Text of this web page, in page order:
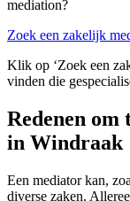
mediation?
Zoek een zakelijk
Klik op ‘Zoek een
vinden die
Redenen om
in Windraak
Een mediator kan,
diverse zaken.